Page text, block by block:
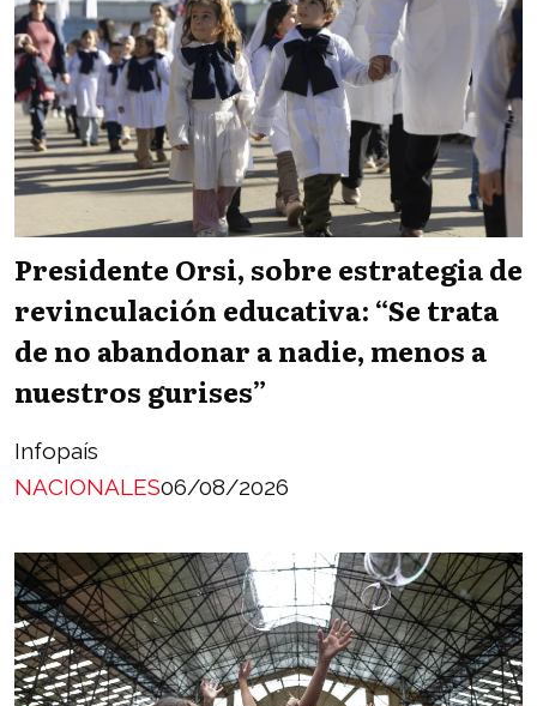
Presidente Orsi, sobre estrategia de
revinculación educativa: “Se trata
de no abandonar a nadie, menos a
nuestros gurises”
Infopaís
NACIONALES06/08/2026